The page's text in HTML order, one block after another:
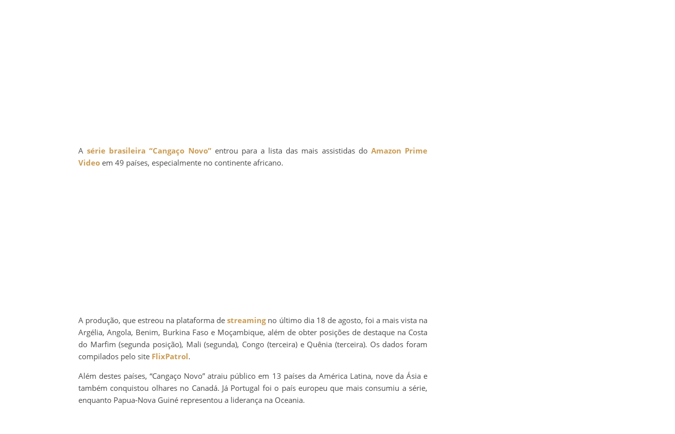
Asérie brasileira “Cangaço Novo”entrou para a lista das mais assistidas do Amazon Prime
Video em 49 países, especialmente no continente africano.
A produção, que estreou na plataforma destreamingno último dia 18 de agosto, foi a mais vista na
Argélia, Angola, Benim, Burkina Faso e Moçambique, além de obter posições de destaque na Costa
do Marfim (segunda posição), Mali (segunda), Congo (terceira) e Quênia (terceira). Os dados foram
compilados pelo site FlixPatrol.
Além destes países, “Cangaço Novo” atraiu público em 13 países da América Latina, nove da Ásia e
também conquistou olhares no Canadá. Já Portugal foi o país europeu que mais consumiu a série,
enquanto Papua-Nova Guiné representou a liderança na Oceania.